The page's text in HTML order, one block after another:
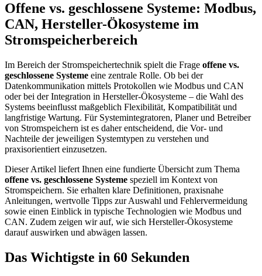
Offene vs. geschlossene Systeme: Modbus,
CAN, Hersteller-Ökosysteme im
Stromspeicherbereich
Im Bereich der Stromspeichertechnik spielt die Frage offene vs.
geschlossene Systeme eine zentrale Rolle. Ob bei der
Datenkommunikation mittels Protokollen wie Modbus und CAN
oder bei der Integration in Hersteller-Ökosysteme – die Wahl des
Systems beeinflusst maßgeblich Flexibilität, Kompatibilität und
langfristige Wartung. Für Systemintegratoren, Planer und Betreiber
von Stromspeichern ist es daher entscheidend, die Vor- und
Nachteile der jeweiligen Systemtypen zu verstehen und
praxisorientiert einzusetzen.
Dieser Artikel liefert Ihnen eine fundierte Übersicht zum Thema
offene vs. geschlossene Systeme speziell im Kontext von
Stromspeichern. Sie erhalten klare Definitionen, praxisnahe
Anleitungen, wertvolle Tipps zur Auswahl und Fehlervermeidung
sowie einen Einblick in typische Technologien wie Modbus und
CAN. Zudem zeigen wir auf, wie sich Hersteller-Ökosysteme
darauf auswirken und abwägen lassen.
Das Wichtigste in 60 Sekunden